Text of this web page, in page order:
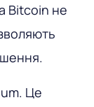
Bitcoin не
Це